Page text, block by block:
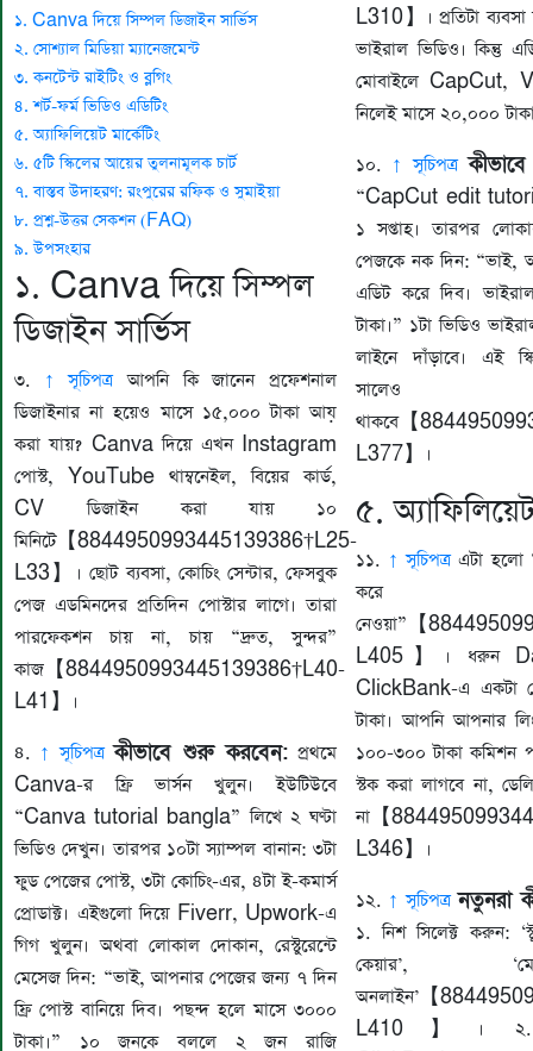
১. Canva দিয়ে সিম্পল ডিজাইন সার্ভিস
২. সোশ্যাল মিডিয়া ম্যানেজমেন্ট
৩. কনটেন্ট রাইটিং ও ব্লগিং
৪. শর্ট-ফর্ম ভিডিও এডিটিং
৫. অ্যাফিলিয়েট মার্কেটিং
৬. ৫টি স্কিলের আয়ের তুলনামূলক চার্ট
৭. বাস্তব উদাহরণ: রংপুরের রফিক ও সুমাইয়া
৮. প্রশ্ন-উত্তর সেকশন (FAQ)
৯. উপসংহার
১. Canva দিয়ে সিম্পল
ডিজাইন সার্ভিস
৩. ↑ সূচিপত্রআপনি কি জানেন প্রফেশনাল
ডিজাইনার না হয়েও মাসে ১৫,০০০ টাকা আয়
করা যায়? Canva দিয়ে এখন Instagram
পোস্ট, YouTube থাম্বনেইল, বিয়ের কার্ড,
CV ডিজাইন করা যায় ১০
মিনিটে【8844950993445139386†L25-
L33】। ছোট ব্যবসা, কোচিং সেন্টার, ফেসবুক
পেজ এডমিনদের প্রতিদিন পোস্টার লাগে। তারা
পারফেকশন চায় না, চায় “দ্রুত, সুন্দর”
কাজ【8844950993445139386†L40-
L41】।
৪. ↑ সূচিপত্র কীভাবে শুরু করবেন: প্রথমে
Canva-র ফ্রি ভার্সন খুলুন। ইউটিউবে
“Canva tutorial bangla” লিখে ২ ঘণ্টা
ভিডিও দেখুন। তারপর ১০টা স্যাম্পল বানান: ৩টা
ফুড পেজের পোস্ট, ৩টা কোচিং-এর, ৪টা ই-কমার্স
প্রোডাক্ট। এইগুলো দিয়ে Fiverr, Upwork-এ
গিগ খুলুন। অথবা লোকাল দোকান, রেস্টুরেন্টে
মেসেজ দিন: “ভাই, আপনার পেজের জন্য ৭ দিন
ফ্রি পোস্ট বানিয়ে দিব। পছন্দ হলে মাসে ৩০০০
টাকা।” ১০ জনকে বললে ২ জন রাজি
L310】। প্রতিটা
ভাইরাল ভিডিও। কিন্তু
মোবাইলে CapCut,
নিলেই মাসে ২০,০০০
১০. ↑ সূচিপত্র
“CapCut edit
১ সপ্তাহ। তারপর
পেজকে নক দিন: “ভাই,
এডিট করে দিব।
টাকা।” ১টা ভিডিও
লাইনে দাঁড়াবে। এই
সালেও
থাকবে【
L377】।
৫. অ্যাফিলিয়েট
১১. ↑ সূচিপত্রএটা হলো
করে
নেওয়া”【
L405】। ধরুন
ClickBank-এ একটা
টাকা। আপনি আপনার
১০০-৩০০ টাকা কমিশন
স্টক করা লাগবে না,
না【
L346】।
১২. ↑ সূচিপত্র নতুনরা
১. নিশ সিলেক্ট করুন:
কেয়ার’,
অনলাইন’【
L410】। ২.